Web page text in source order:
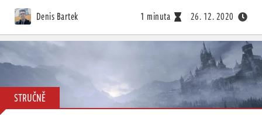
Denis Bartek 1 minuta 26. 12. 2020
STRUČNĚ